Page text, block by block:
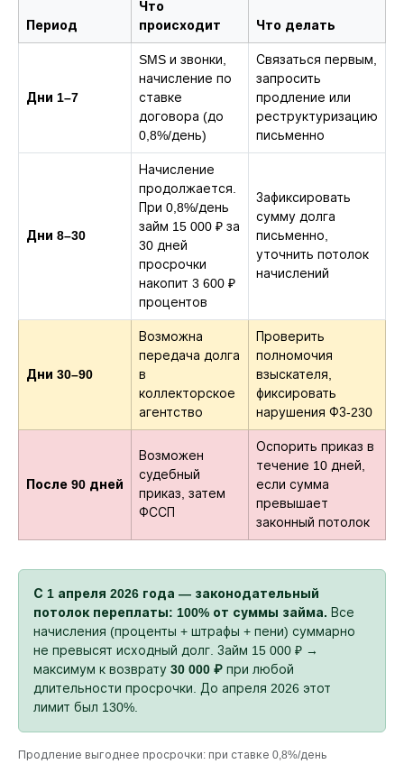
Период
Что
происходит
Что делать
Дни 1–7
SMS и звонки,
начисление по
ставке
договора (до
0,8%/день)
Связаться первым,
запросить
продление или
реструктуризацию
письменно
Дни 8–30
Начисление
продолжается.
При 0,8%/день
займ 15 000 ₽ за
30 дней
просрочки
накопит 3 600 ₽
процентов
Зафиксировать
сумму долга
письменно,
уточнить потолок
начислений
Дни 30–90
Возможна
передача долга
в
коллекторское
агентство
Проверить
полномочия
взыскателя,
фиксировать
нарушения ФЗ-230
После 90 дней
Возможен
судебный
приказ, затем
ФССП
Оспорить приказ в
течение 10 дней,
если сумма
превышает
законный потолок
С 1 апреля 2026 года — законодательный
потолок переплаты: 100% от суммы займа. Все
начисления (проценты + штрафы + пени) суммарно
не превысят исходный долг. Займ 15 000 ₽ →
максимум к возврату 30 000 ₽ при любой
длительности просрочки. До апреля 2026 этот
лимит был 130%.
Продление выгоднее просрочки: при ставке 0,8%/день